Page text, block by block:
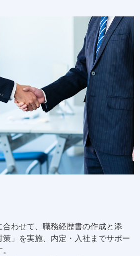
わせて、職務経歴書の作成と添
」を実施、内定・入社までサポー